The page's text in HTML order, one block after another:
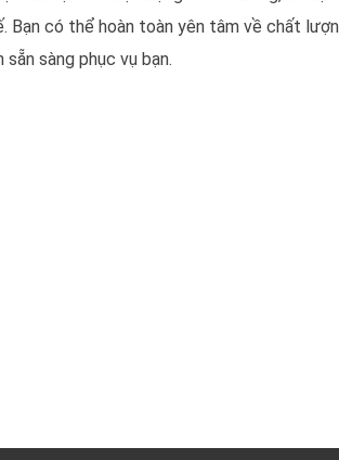
Bạn có thể hoàn toàn yên tâm về chất
sàng phục vụ bạn.